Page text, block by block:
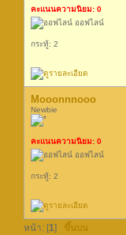
คะแนนความนิยม: 0
ออฟไลน์
กระทู้: 2
Mooonnnooo
Newbie
คะแนนความนิยม: 0
ออฟไลน์
กระทู้: 2
หน้า: [1] ขึ้นบน